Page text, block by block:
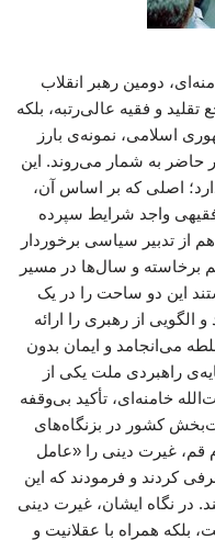
دومین رهبر انقلاب
تقلید و فقیه عالی‌رتبه، بلکه
اسلامی، نمونه‌ی بارز
به شمار می‌روند. این
اصلی که بر اساس آن،
واجد شرایط سپرده
از تدبیر سیاسی برخوردار
برخاسته و سال‌ها در مسیر
این دو ساحت را در یک
از رهبری را ارائه
می‌انجامد و ایمان بدون
سرمایه‌ی راهبردی ملت یکی از
خامنه‌ای، تأکید بی‌وقفه
کشور در بزنگاه‌های
قم، غیرت دینی را «عامل
کردند و فرمودند که این
در نگاه ایشان، غیرت دینی
بلکه همراه با عقلانیت و